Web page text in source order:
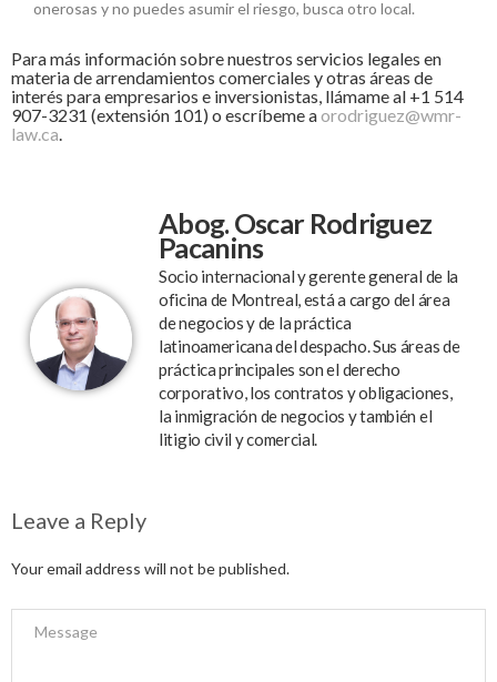
onerosas y no puedes asumir el riesgo, busca otro local.
Para más información sobre nuestros servicios legales en
materia de arrendamientos comerciales y otras áreas de
interés para empresarios e inversionistas, llámame al +1 514
907-3231 (extensión 101) o escríbeme aorodriguez@wmr-
law.ca.
Abog. Oscar Rodriguez
Pacanins
Socio internacional y gerente general de la
oficina de Montreal, está a cargo del área
de negocios y de la práctica
latinoamericana del despacho. Sus áreas de
práctica principales son el derecho
corporativo, los contratos y obligaciones,
la inmigración de negocios y también el
litigio civil y comercial.
Leave a Reply
Your email address will not be published.